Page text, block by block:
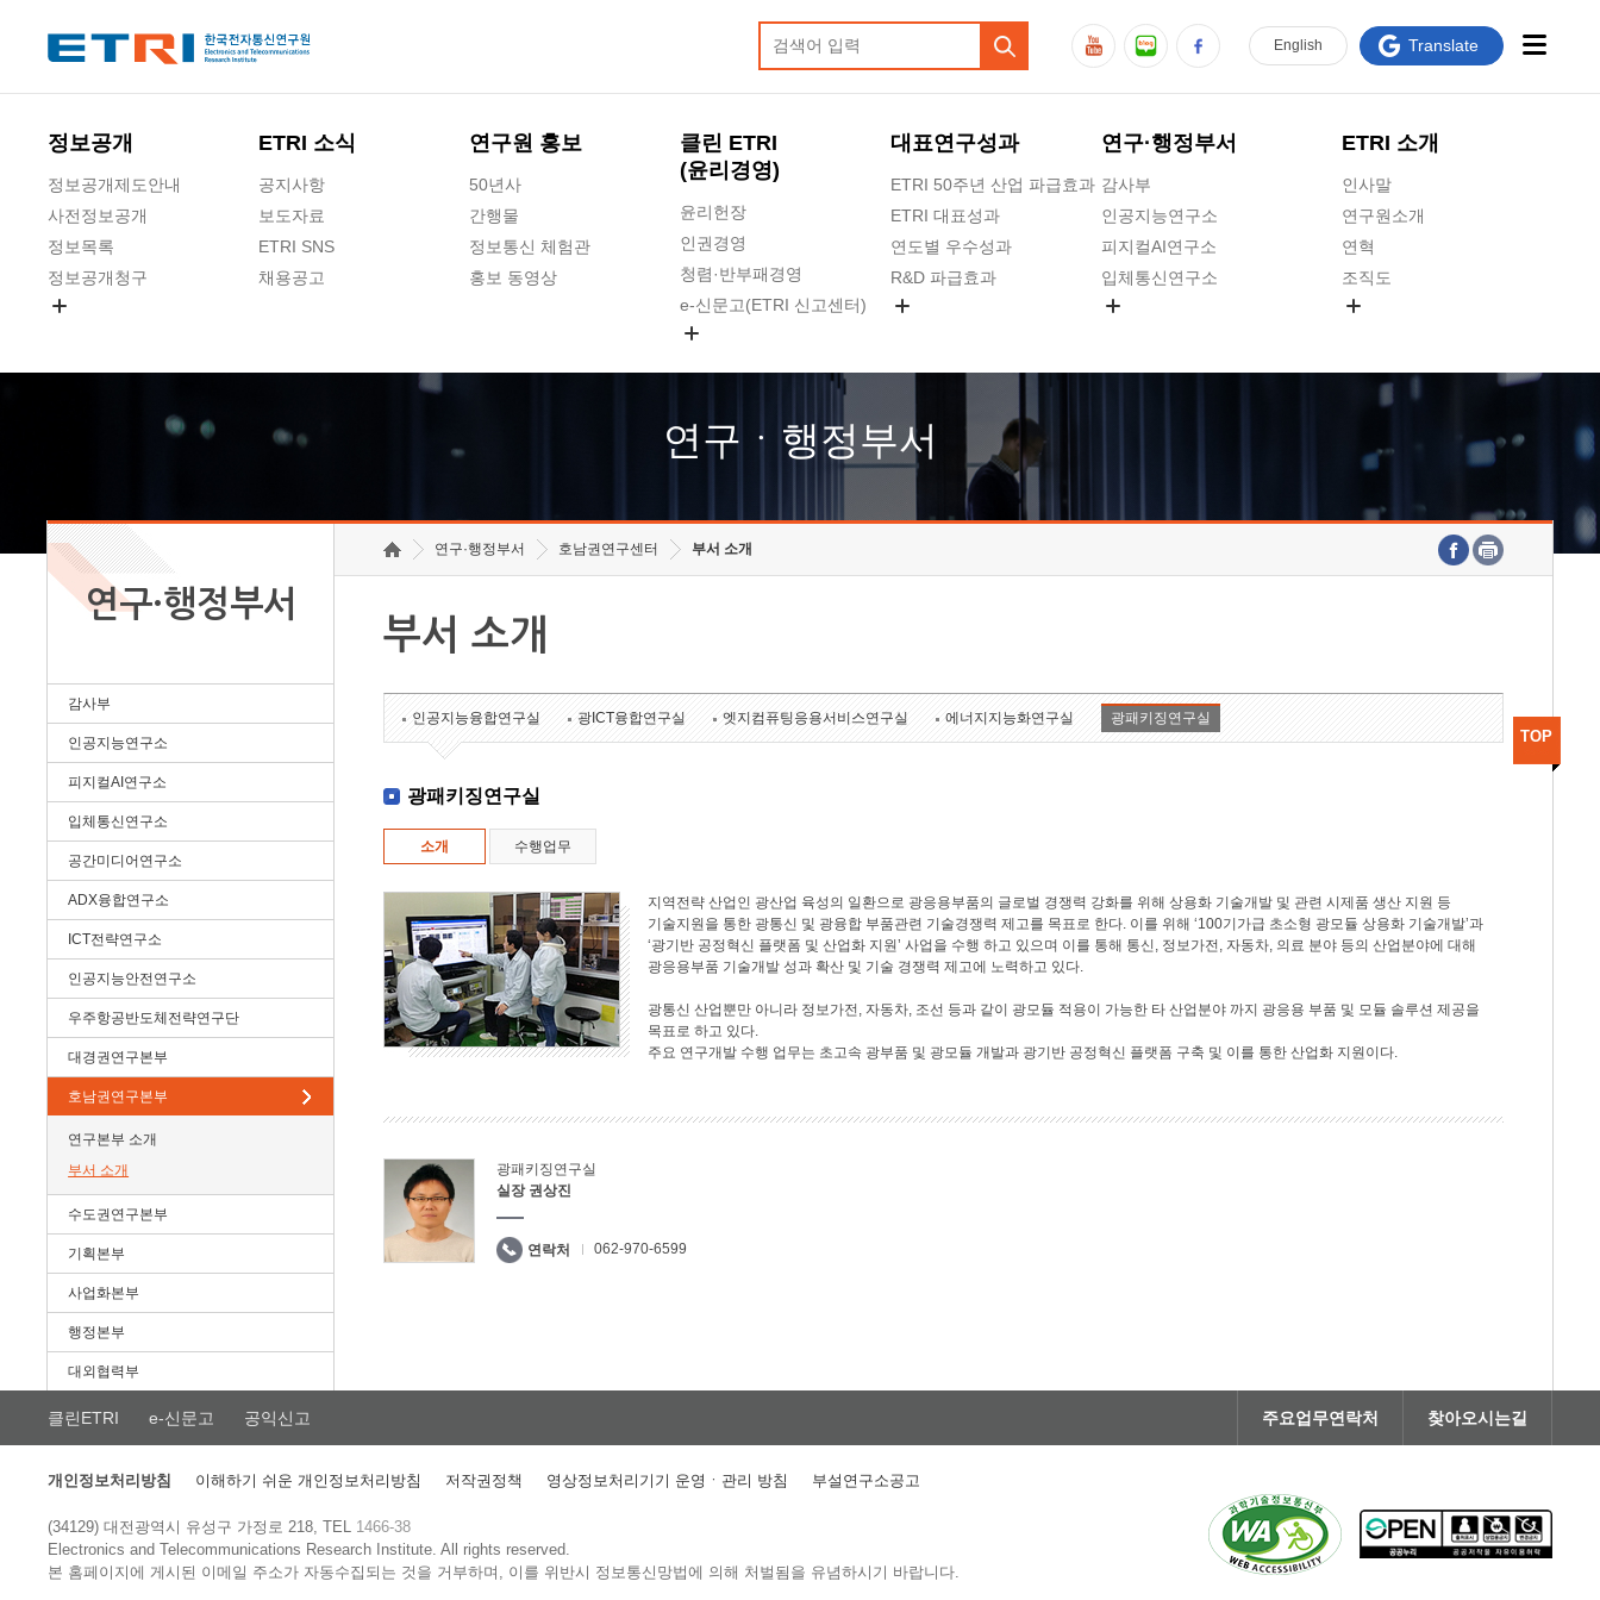
정보공개
정보공개제도안내
사전정보공개
정보목록
정보공개청구
ETRI 소식
공지사항
보도자료
ETRI SNS
채용공고
연구원 홍보
50년사
간행물
정보통신 체험관
홍보 동영상
클린 ETRI
(윤리경영)
윤리헌장
인권경영
청렴·반부패경영
e-신문고(ETRI 신고센터)
고객의소리
수의계약 현황
대표연구성과
ETRI 50주년 산업 파급효과
ETRI 대표성과
연도별 우수성과
R&D 파급효과
연구·행정부서
감사부
인공지능연구소
피지컬AI연구소
입체통신연구소
호남권연구본부
기획본부
ETRI 소개
인사말
연구원소개
연혁
조직도
연구원 고객헌장
주요업무연락처
English Translate
연구ㆍ행정부서
연구·행정부서
감사부
인공지능연구소
피지컬AI연구소
입체통신연구소
공간미디어연구소
ADX융합연구소
ICT전략연구소
인공지능안전연구소
우주항공반도체전략연구단
대경권연구본부
호남권연구본부
연구본부 소개
부서 소개
수도권연구본부
기획본부
사업화본부
행정본부
대외협력부
연구·행정부서 호남권연구센터 부서 소개
부서 소개
인공지능융합연구실 광ICT융합연구실 엣지컴퓨팅응용서비스연구실 에너지지능화연구실 광패키징연구실
광패키징연구실
소개 수행업무
지역전략 산업인 광산업 육성의 일환으로 광응용부품의 글로벌 경쟁력 강화를 위해 상용화 기술개발 및 관련 시제품 생산 지원 등
기술지원을 통한 광통신 및 광융합 부품관련 기술경쟁력 제고를 목표로 한다. 이를 위해 ‘100기가급 초소형 광모듈 상용화 기술개발’과
‘광기반 공정혁신 플랫폼 및 산업화 지원’ 사업을 수행 하고 있으며 이를 통해 통신, 정보가전, 자동차, 의료 분야 등의 산업분야에 대해
광응용부품 기술개발 성과 확산 및 기술 경쟁력 제고에 노력하고 있다.
광통신 산업뿐만 아니라 정보가전, 자동차, 조선 등과 같이 광모듈 적용이 가능한 타 산업분야 까지 광응용 부품 및 모듈 솔루션 제공을
목표로 하고 있다.
주요 연구개발 수행 업무는 초고속 광부품 및 광모듈 개발과 광기반 공정혁신 플랫폼 구축 및 이를 통한 산업화 지원이다.
광패키징연구실
실장 권상진
연락처 062-970-6599
TOP
클린ETRI e-신문고 공익신고 주요업무연락처 찾아오시는길
개인정보처리방침 이해하기 쉬운 개인정보처리방침 저작권정책 영상정보처리기기 운영ㆍ관리 방침 부설연구소공고
(34129) 대전광역시 유성구 가정로 218, TEL 1466-38
Electronics and Telecommunications Research Institute.All rights reserved.
본 홈페이지에 게시된 이메일 주소가 자동수집되는 것을 거부하며, 이를 위반시 정보통신망법에 의해 처벌됨을 유념하시기 바랍니다.